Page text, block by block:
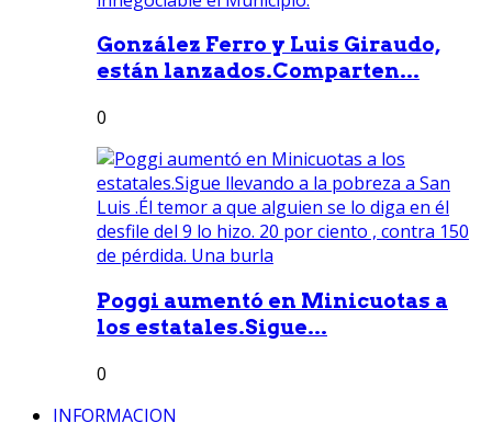
González Ferro y Luis Giraudo,
están lanzados.Comparten...
0
Poggi aumentó en Minicuotas a
los estatales.Sigue...
0
INFORMACION